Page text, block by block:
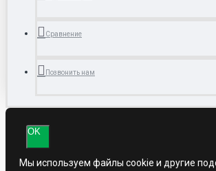
Сравнение
Позвонить нам
OK
Мы используем файлы cookie и другие